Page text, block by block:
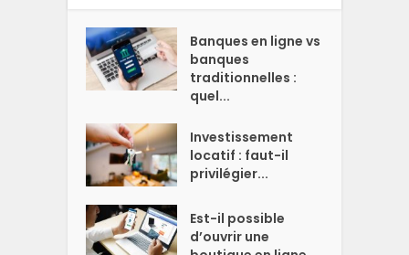
Banques en ligne vs
banques
traditionnelles :
quel...
Investissement
locatif : faut-il
privilégier...
Est-il possible
d’ouvrir une